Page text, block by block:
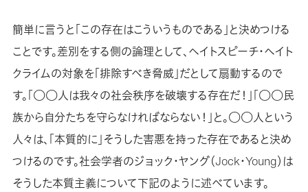
簡単に言うと「この存在はこういうものである」と決めつける
ことです。差別をする側の論理として、ヘイトスピーチ・ヘイト
クライムの対象を「排除すべき脅威」だとして扇動するので
す。「○○人は我々の社会秩序を破壊する存在だ！」「○○民
族から自分たちを守らなければならない！」と。○○人という
人々は、「本質的に」そうした害悪を持った存在であると決め
つけるのです。社会学者のジョック・ヤング（Jock・Young）は
そうした本質主義について下記のように述べています。